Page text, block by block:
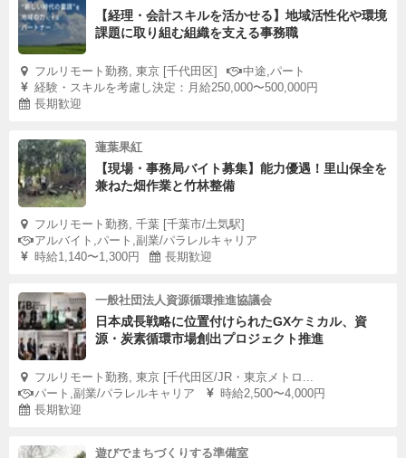
【経理・会計スキルを活かせる】地域活性化や環境
課題に取り組む組織を支える事務職
フルリモート勤務, 東京 [千代田区]
中途,パート
経験・スキルを考慮し決定：月給250,000〜500,000円
長期歓迎
蓮葉果紅
【現場・事務局バイト募集】能力優遇！里山保全を
兼ねた畑作業と竹林整備
フルリモート勤務, 千葉 [千葉市/土気駅]
アルバイト,パート,副業/パラレルキャリア
時給1,140〜1,300円
長期歓迎
一般社団法人資源循環推進協議会
日本成長戦略に位置付けられたGXケミカル、資
源・炭素循環市場創出プロジェクト推進
フルリモート勤務, 東京 [千代田区/JR・東京メトロ...
パート,副業/パラレルキャリア
時給2,500〜4,000円
長期歓迎
遊びでまちづくりする準備室